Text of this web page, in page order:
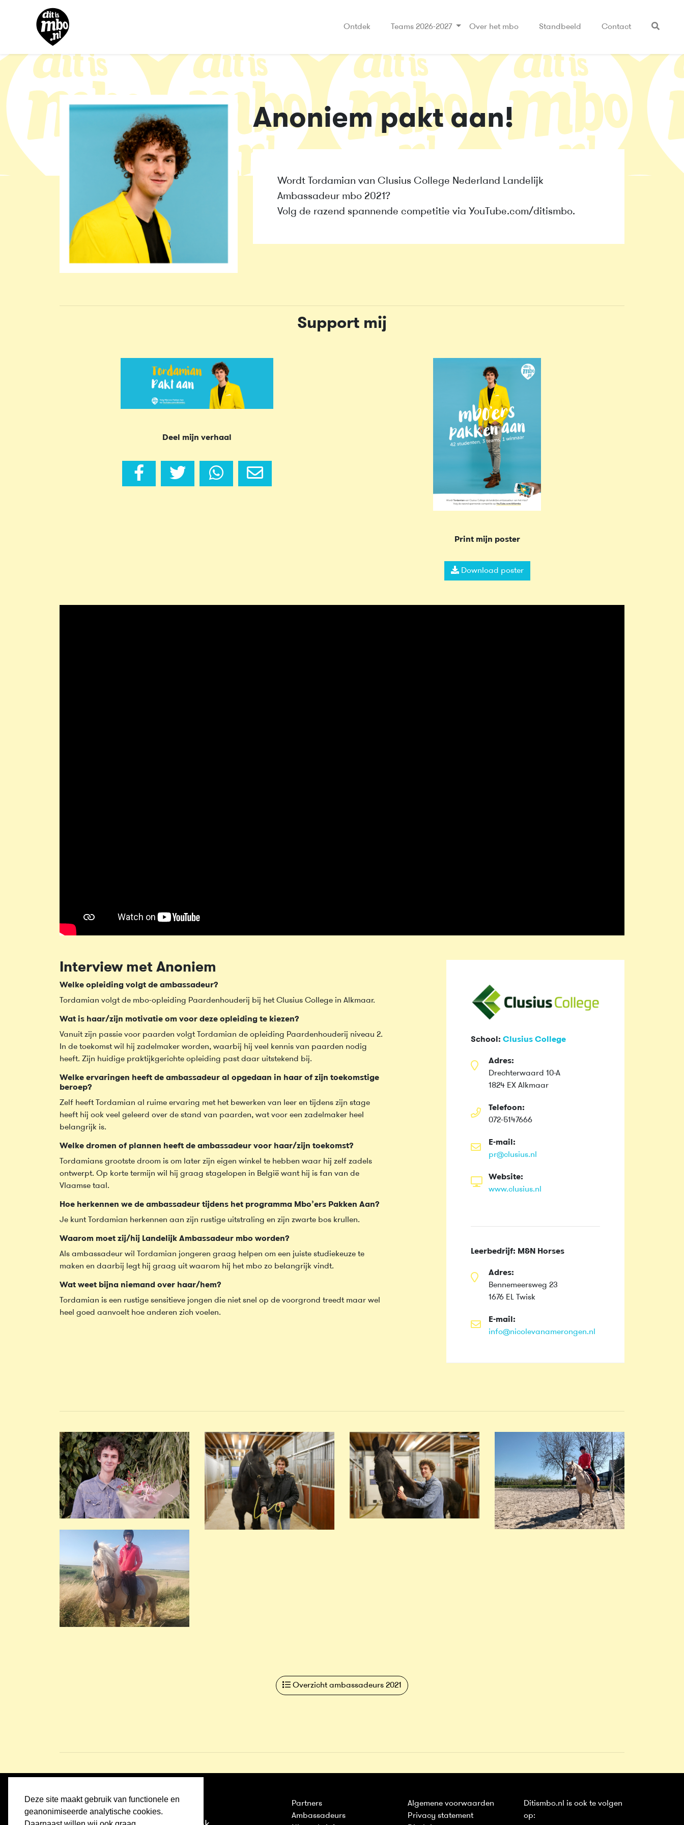
Deze site maakt gebruik van functionele en
geanonimiseerde analytische cookies.
Ontdek Teams 2026-2027 Over het mbo Standbeeld Contact
Anoniem pakt aan!
Wordt Tordamian van Clusius College Nederland Landelijk
Ambassadeur mbo 2021?
Volg de razend spannende competitie via YouTube.com/ditismbo.
Support mij
Deel mijn verhaal
Print mijn poster
Download poster
Interview met Anoniem
Welke opleiding volgt de ambassadeur?
Tordamian volgt de mbo-opleiding Paardenhouderij bij het Clusius College in Alkmaar.
Wat is haar/zijn motivatie om voor deze opleiding te kiezen?
Vanuit zijn passie voor paarden volgt Tordamian de opleiding Paardenhouderij niveau 2.
In de toekomst wil hij zadelmaker worden, waarbij hij veel kennis van paarden nodig
heeft. Zijn huidige praktijkgerichte opleiding past daar uitstekend bij.
Welke ervaringen heeft de ambassadeur al opgedaan in haar of zijn toekomstige
beroep?
Zelf heeft Tordamian al ruime ervaring met het bewerken van leer en tijdens zijn stage
heeft hij ook veel geleerd over de stand van paarden, wat voor een zadelmaker heel
belangrijk is.
Welke dromen of plannen heeft de ambassadeur voor haar/zijn toekomst?
Tordamians grootste droom is om later zijn eigen winkel te hebben waar hij zelf zadels
ontwerpt. Op korte termijn wil hij graag stagelopen in België want hij is fan van de
Vlaamse taal.
Hoe herkennen we de ambassadeur tijdens het programma Mbo’ers Pakken Aan?
Je kunt Tordamian herkennen aan zijn rustige uitstraling en zijn zwarte bos krullen.
Waarom moet zij/hij Landelijk Ambassadeur mbo worden?
Als ambassadeur wil Tordamian jongeren graag helpen om een juiste studiekeuze te
maken en daarbij legt hij graag uit waarom hij het mbo zo belangrijk vindt.
Wat weet bijna niemand over haar/hem?
Tordamian is een rustige sensitieve jongen die niet snel op de voorgrond treedt maar wel
heel goed aanvoelt hoe anderen zich voelen.
School: Clusius College
Adres:
Drechterwaard 10-A
1824 EX Alkmaar
Telefoon:
072-5147666
E-mail:
pr@clusius.nl
Website:
www.clusius.nl
Leerbedrijf: M&N Horses
Adres:
Bennemeersweg 23
1676 EL Twisk
E-mail:
info@nicolevanamerongen.nl
Overzicht ambassadeurs 2021
Home
Partners
Ambassadeurs
Algemene voorwaarden
Privacy statement
Ditismbo.nl is ook te volgen
op: